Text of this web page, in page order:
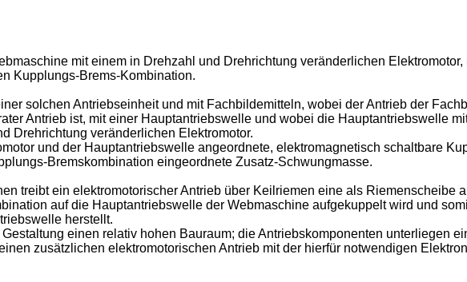
mit einem in Drehzahl und Drehrichtung veränderlichen
Kupplungs-Brems-Kombination.
solchen Antriebseinheit und mit Fachbildemitteln, wobei der Antrieb der
Antrieb ist, mit einer Hauptantriebswelle und wobei die Hauptantriebswelle
Drehrichtung veränderlichen Elektromotor.
und der Hauptantriebswelle angeordnete, elektromagnetisch schaltbare
Bremskombination eingeordnete Zusatz-Schwungmasse.
treibt ein elektromotorischer Antrieb über Keilriemen eine als Riemenscheibe
auf die Hauptantriebswelle der Webmaschine aufgekuppelt wird und
herstellt.
einen relativ hohen Bauraum; die Antriebskomponenten unterliegen
zusätzlichen elektromotorischen Antrieb mit der hierfür notwendigen